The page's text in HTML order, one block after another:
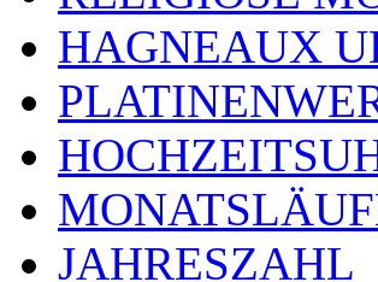
HAGNEAUX
JAHRESZAHL